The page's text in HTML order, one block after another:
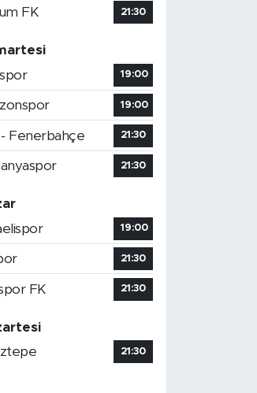
FK
21:30
19:00
19:00
- Fenerbahçe 21:30
21:30
19:00
21:30
FK 21:30
21:30